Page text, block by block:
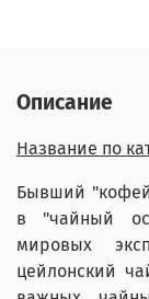
Описание
Название по
Бывший
в "чайный
мировых
цейлонский